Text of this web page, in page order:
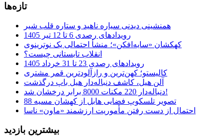
تازه‌ها
همنشینی دیدنی سیاره ناهید و ستاره قلب شیر
رویدادهای رصدی 6 تا 12 تیر 1405
کهکشان «سایه‌افکن»؛ منشأ احتمالی یک نوترینوی
انقلاب تابستانی چیست؟
رویدادهای رصدی 23 تا 31 خرداد 1405
کالیستو؛ کهن‌ترین و رازآلودترین قمر مشتری
آلن هیل، کاشف دنباله‌دار هیل باپ درگذشت
دنباله‌دار 220 مکنات 8000 برابر درخشان شد!
تصویر تلسکوپ فضایی هابل از کهشان مسیه 88
احتمال از دست رفتن مأموریت ارزشمند «ماون» ناسا
بیشترین بازدید